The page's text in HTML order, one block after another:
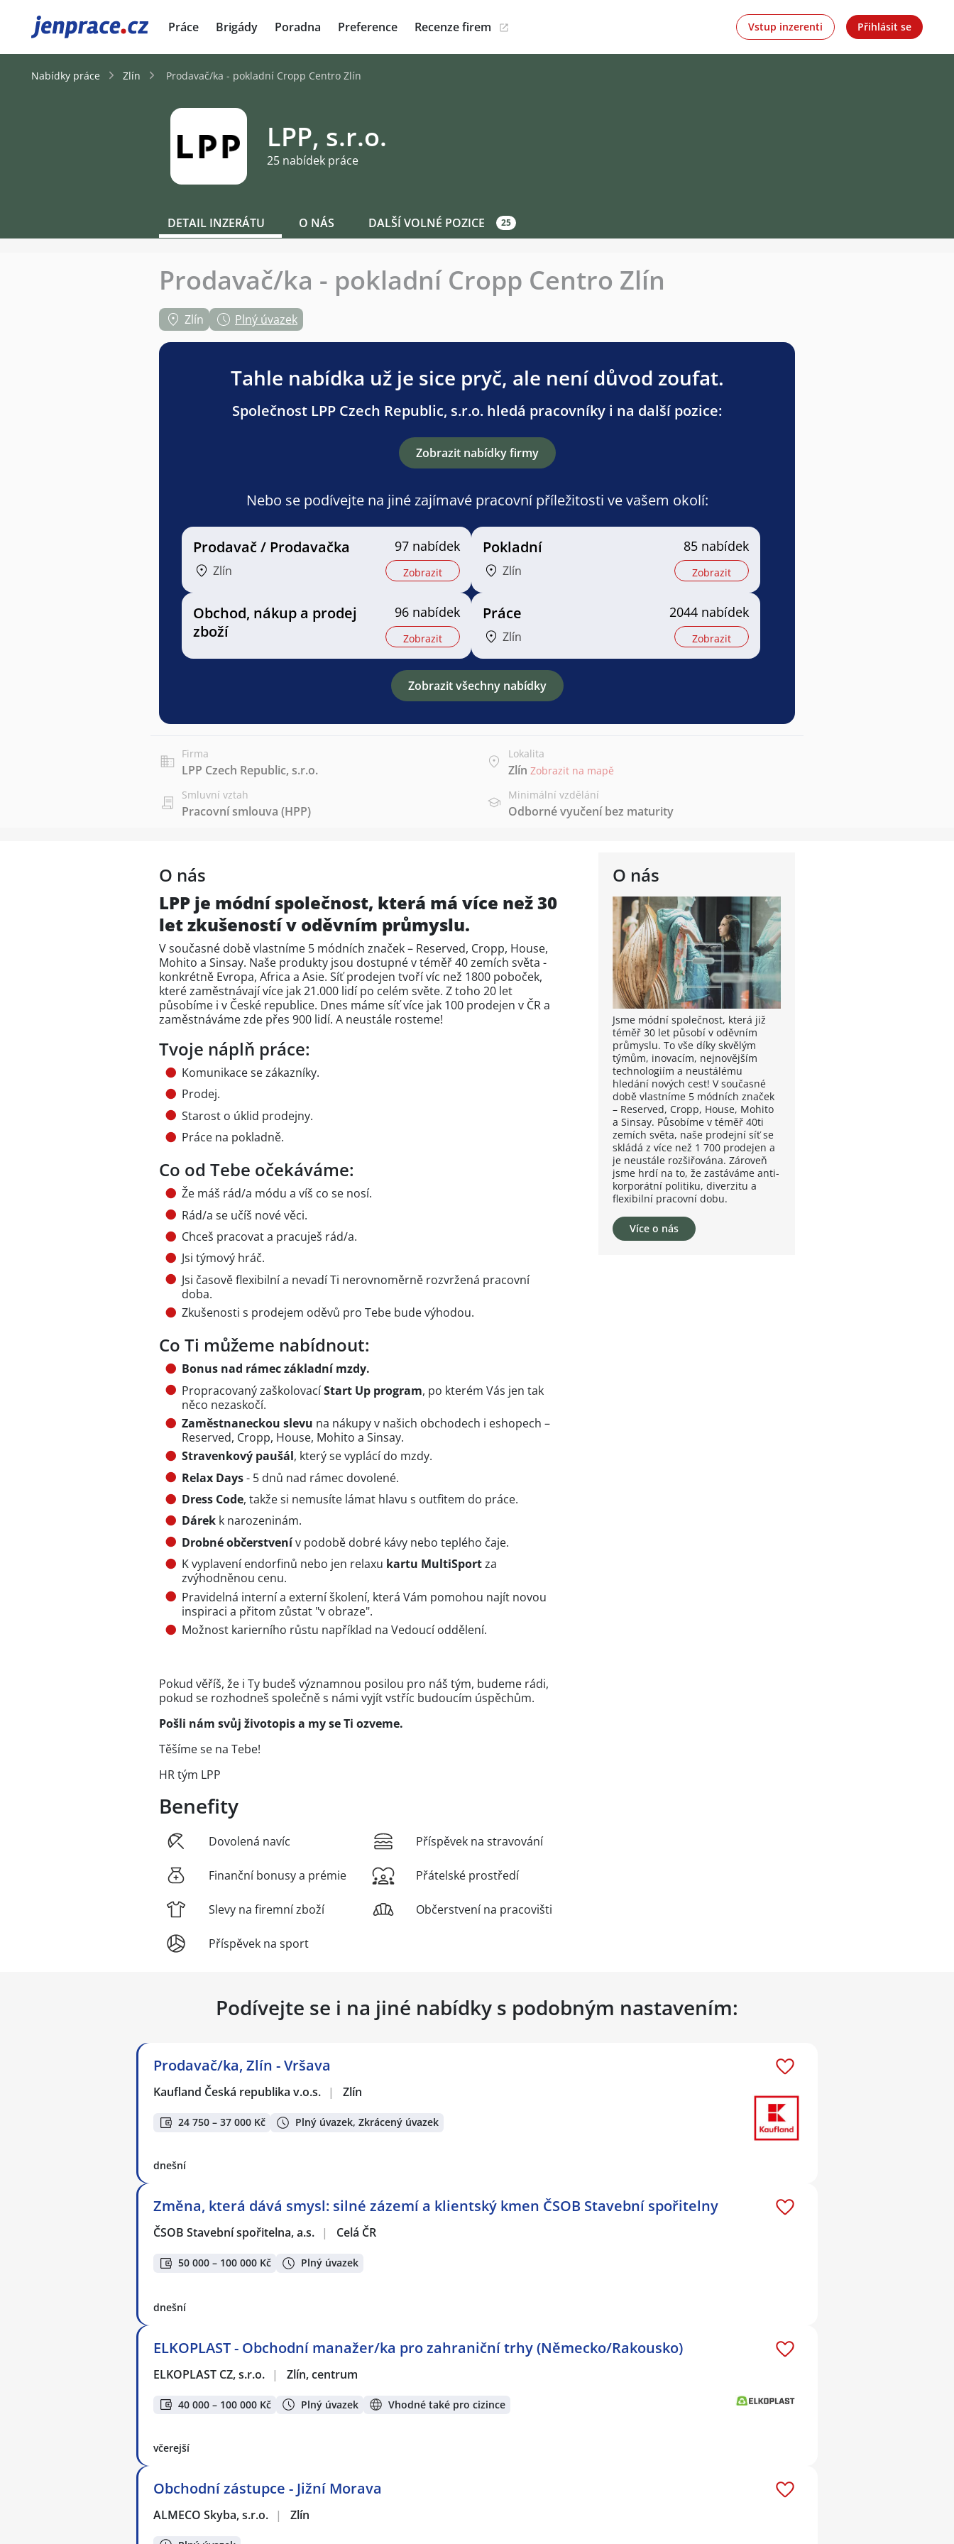
JenPráce.cz Práce Brigády Poradna Preference Recenze firem Vstup inzerenti Přihlásit se
Nabídky práce Zlín Prodavač/ka - pokladní Cropp Centro Zlín
LPP, s.r.o.
25 nabídek práce
DETAIL INZERÁTU O NÁS DALŠÍ VOLNÉ POZICE 25
Prodavač/ka - pokladní Cropp Centro Zlín
Zlín Plný úvazek
Tahle nabídka už je sice pryč, ale není důvod zoufat.
Společnost LPP Czech Republic, s.r.o. hledá pracovníky i na další pozice:
Zobrazit nabídky firmy
Nebo se podívejte na jiné zajímavé pracovní příležitosti ve vašem okolí:
Prodavač / Prodavačka
Zlín
97 nabídek
Zobrazit
Pokladní
Zlín
85 nabídek
Zobrazit
Obchod, nákup a prodej
zboží
96 nabídek
Zobrazit
Práce
Zlín
2044 nabídek
Zobrazit
Zobrazit všechny nabídky
Firma
LPP Czech Republic, s.r.o.
Lokalita
Zlín Zobrazit na mapě
Smluvní vztah
Pracovní smlouva (HPP)
Minimální vzdělání
Odborné vyučení bez maturity
O nás
Jsme módní společnost, která již
téměř 30 let působí v oděvním
průmyslu. To vše díky skvělým
týmům, inovacím, nejnovějším
technologiím a neustálému
hledání nových cest! V současné
době vlastníme 5 módních značek
– Reserved, Cropp, House, Mohito
a Sinsay. Působíme v téměř 40ti
zemích světa, naše prodejní síť se
skládá z více než 1 700 prodejen a
je neustále rozšiřována. Zároveň
jsme hrdí na to, že zastáváme anti-
korporátní politiku, diverzitu a
flexibilní pracovní dobu.
Více o nás
O nás
LPP je módní společnost, která má více než 30
let zkušeností v oděvním průmyslu.
V současné době vlastníme 5 módních značek – Reserved, Cropp, House,
Mohito a Sinsay. Naše produkty jsou dostupné v téměř 40 zemích světa -
konkrétně Evropa, Africa a Asie. Síť prodejen tvoří víc než 1800 poboček,
které zaměstnávají více jak 21.000 lidí po celém světe. Z toho 20 let
působíme i v České republice. Dnes máme síť více jak 100 prodejen v ČR a
zaměstnáváme zde přes 900 lidí. A neustále rosteme!
Tvoje náplň práce:
Komunikace se zákazníky.
Prodej.
Starost o úklid prodejny.
Práce na pokladně.
Co od Tebe očekáváme:
Že máš rád/a módu a víš co se nosí.
Rád/a se učíš nové věci.
Chceš pracovat a pracuješ rád/a.
Jsi týmový hráč.
Jsi časově flexibilní a nevadí Ti nerovnoměrně rozvržená pracovní
doba.
Zkušenosti s prodejem oděvů pro Tebe bude výhodou.
Co Ti můžeme nabídnout:
Bonus nad rámec základní mzdy.
Propracovaný zaškolovacíStart Up program, po kterém Vás jen tak
něco nezaskočí.
Zaměstnaneckou slevu na nákupy v našich obchodech i eshopech –
Reserved, Cropp, House, Mohito a Sinsay.
Stravenkový paušál, který se vyplácí do mzdy.
Relax Days- 5 dnů nad rámec dovolené.
Dress Code, takže si nemusíte lámat hlavu s outfitem do práce.
Dárek k narozeninám.
Drobné občerstvenív podobě dobré kávy nebo teplého čaje.
K vyplavení endorfinů nebo jen relaxu kartu MultiSportza
zvýhodněnou cenu.
Pravidelná interní a externí školení, která Vám pomohou najít novou
inspiraci a přitom zůstat "v obraze".
Možnost karierního růstu například na Vedoucí oddělení.
Pokud věříš, že i Ty budeš významnou posilou pro náš tým, budeme rádi,
pokud se rozhodneš společně s námi vyjít vstříc budoucím úspěchům.
Pošli nám svůj životopis a my se Ti ozveme.
Těšíme se na Tebe!
HR tým LPP
Benefity
Dovolená navíc
Finanční bonusy a prémie
Slevy na firemní zboží
Příspěvek na sport
Příspěvek na stravování
Přátelské prostředí
Občerstvení na pracovišti
Podívejte se i na jiné nabídky s podobným nastavením:
Prodavač/ka, Zlín - Vršava
Kaufland Česká republika v.o.s. | Zlín
24 750 – 37 000 Kč Plný úvazek, Zkrácený úvazek
dnešní
Změna, která dává smysl: silné zázemí a klientský kmen ČSOB Stavební spořitelny
ČSOB Stavební spořitelna, a.s. | Celá ČR
50 000 – 100 000 Kč Plný úvazek
dnešní
ELKOPLAST - Obchodní manažer/ka pro zahraniční trhy (Německo/Rakousko)
ELKOPLAST CZ, s.r.o. | Zlín, centrum
40 000 – 100 000 Kč Plný úvazek Vhodné také pro cizince
včerejší
Obchodní zástupce - Jižní Morava
ALMECO Skyba, s.r.o. | Zlín